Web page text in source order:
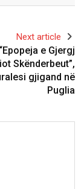
Next article
e Gjergj
Skënderbeut”,
gjigand në
Puglia